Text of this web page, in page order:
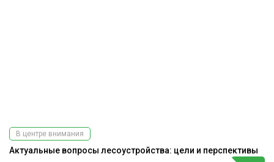
В центре внимания
Актуальные вопросы лесоустройства: цели и перспективы